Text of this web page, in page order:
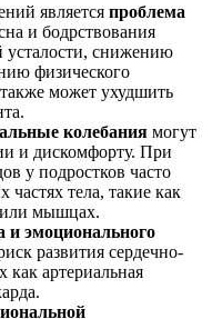
является проблема
и бодрствования
усталости, снижению
физического
может ухудшить
колебания могут
и дискомфорту. При
у подростков часто
тела, такие как
или мышцах.
и эмоционального
развития сердечно-
как артериальная